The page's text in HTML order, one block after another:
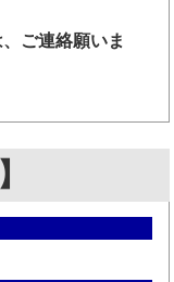
ご連絡願いま